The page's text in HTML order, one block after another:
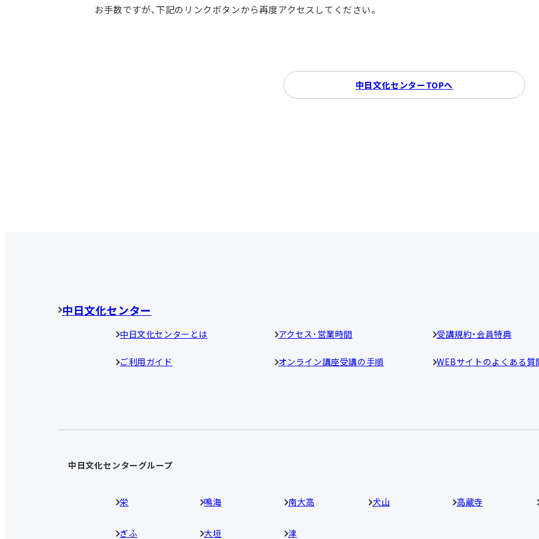
お手数ですが、下記のリンクボタンから再度アクセスしてください。
中日文化センターTOPへ
中日文化センター
中日文化センターとは アクセス･営業時間 受講規約・会員特典
ご利用ガイド オンライン講座受講の手順 WEBサイトのよくある質
中日文化センターグループ
栄 鳴海 南大高 犬山 高蔵寺
ぎふ 大垣 津